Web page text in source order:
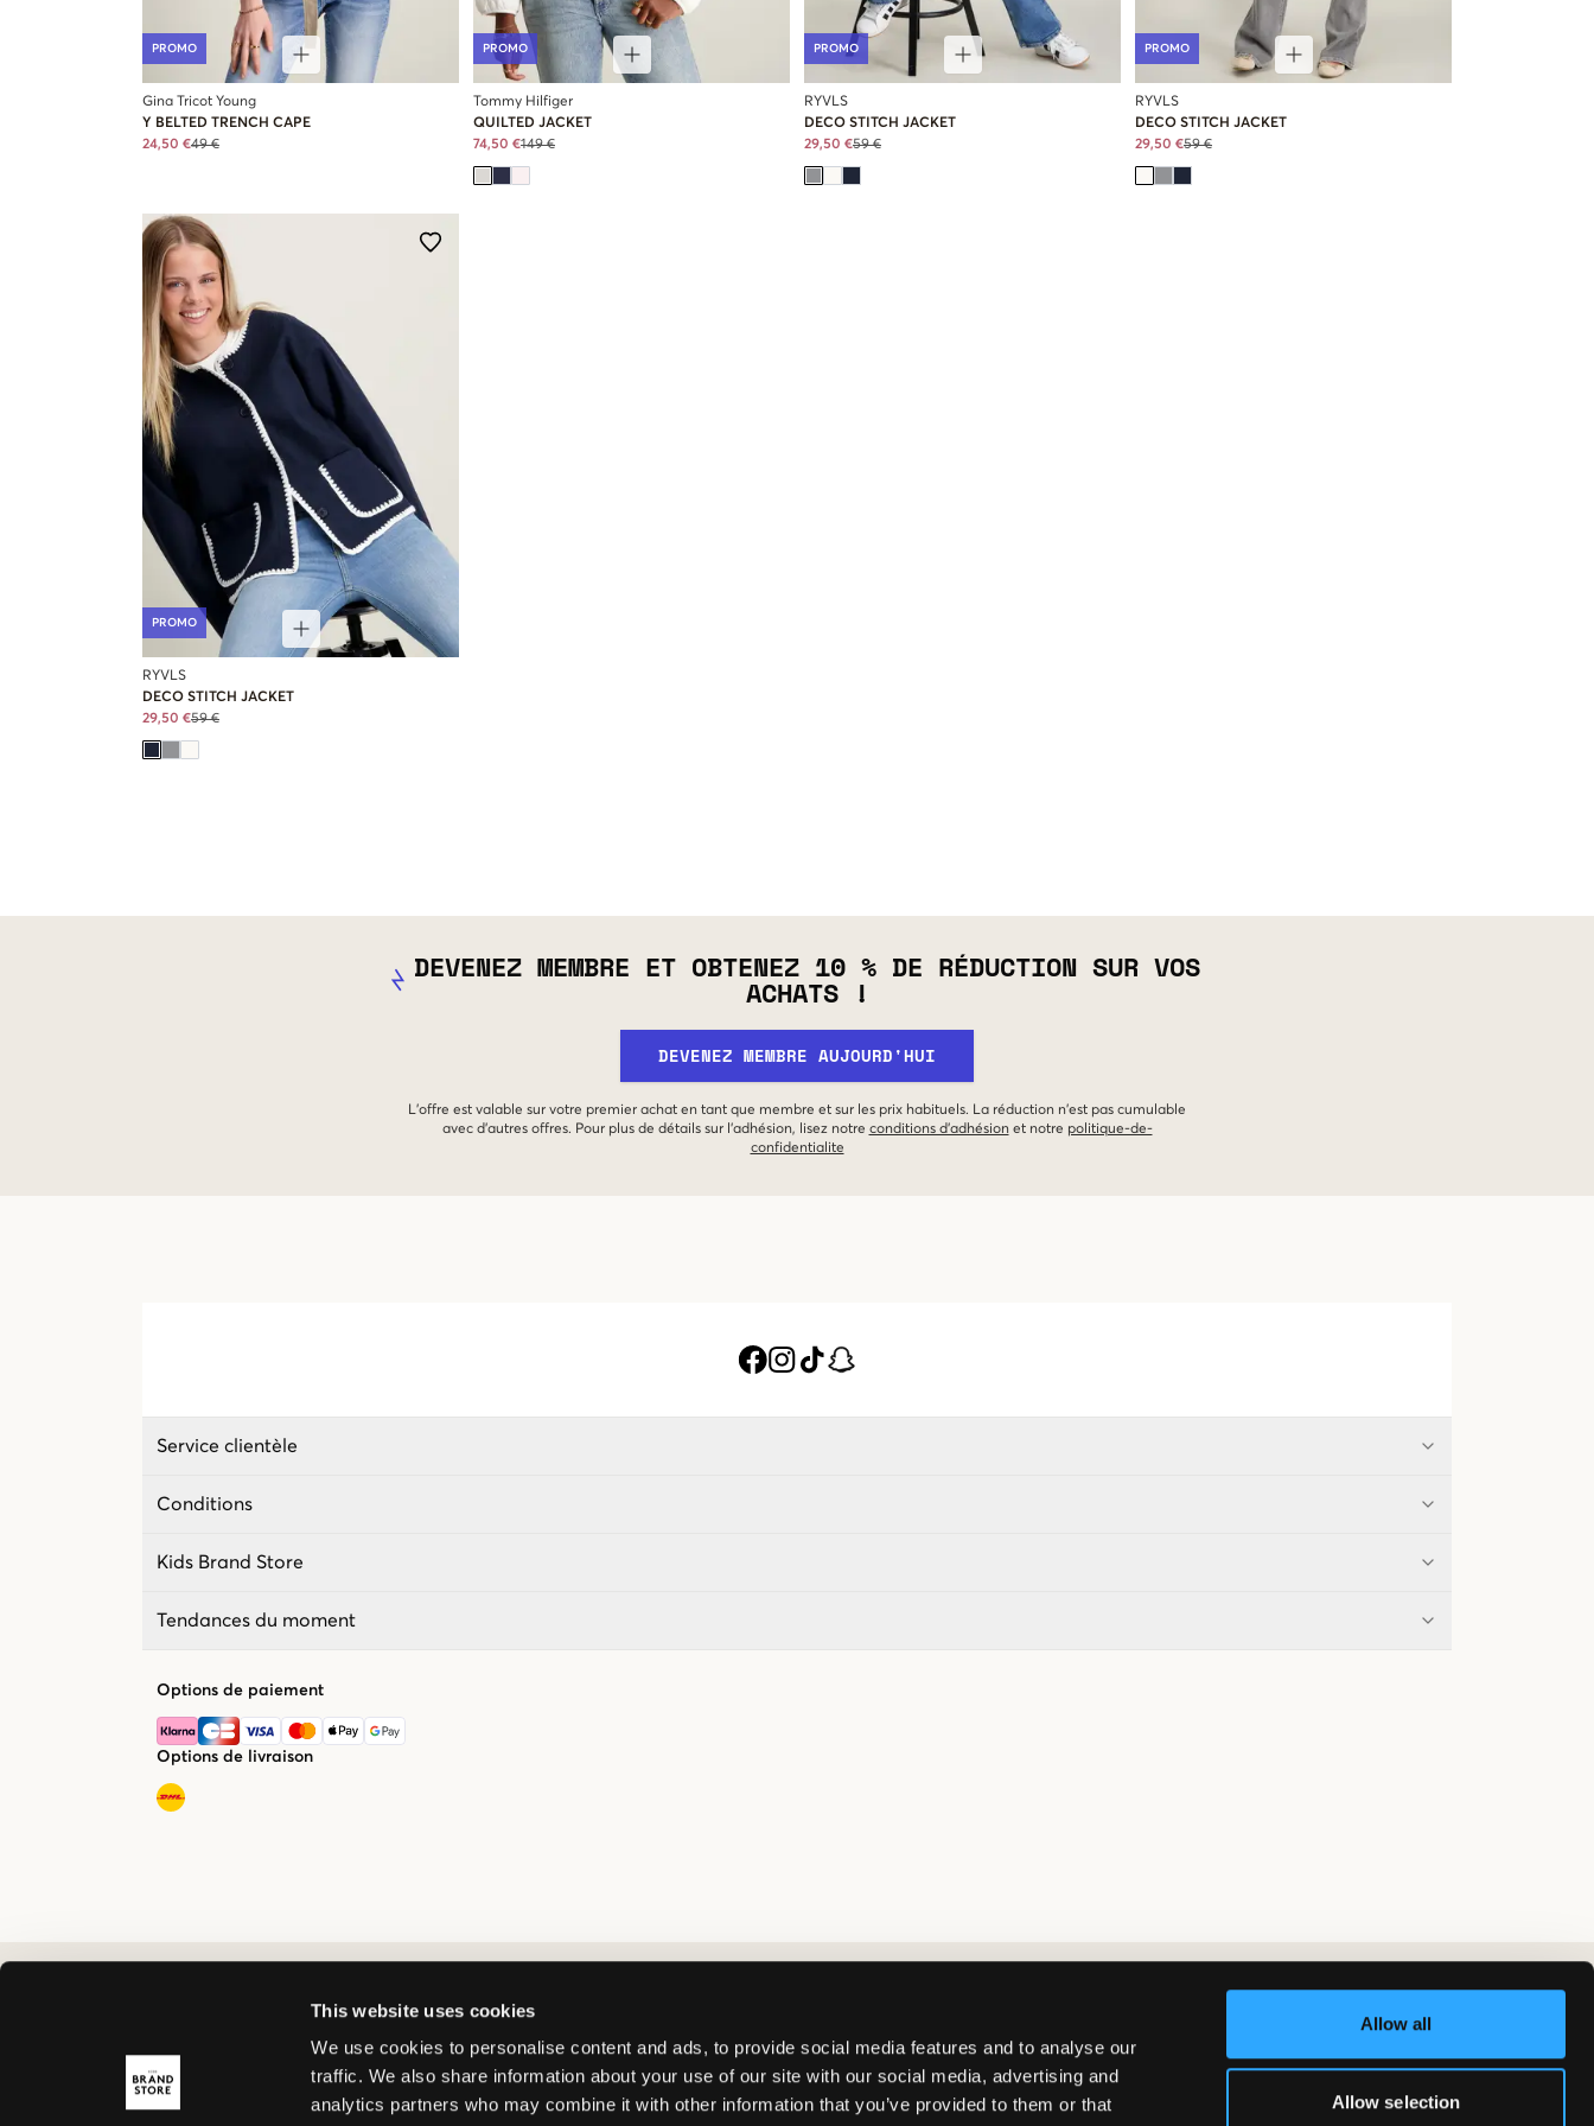
This website uses cookies
We use cookies to personalise content and ads, to provide social media features and to analyse our
traffic. We also share information about your use of our site with our social media, advertising and
analytics partners who may combine it with other information that you’ve provided to them or that
Allow all
Allow selection
PROMO
Gina Tricot Young
Y BELTED TRENCH CAPE
24,50 €49 €
PROMO
Tommy Hilfiger
QUILTED JACKET
74,50 €149 €
PROMO
RYVLS
DECO STITCH JACKET
29,50 €59 €
PROMO
RYVLS
DECO STITCH JACKET
29,50 €59 €
PROMO
RYVLS
DECO STITCH JACKET
29,50 €59 €
DEVENEZ MEMBRE ET OBTENEZ 10 % DE RÉDUCTION SUR VOS
ACHATS !
DEVENEZ MEMBRE AUJOURD'HUI
L'offre est valable sur votre premier achat en tant que membre et sur les prix habituels. La réduction n'est pas cumulable
avec d'autres offres. Pour plus de détails sur l'adhésion, lisez notre conditions d'adhésion et notre politique-de-
confidentialite
Service clientèle
Conditions
Kids Brand Store
Tendances du moment
Options de paiement
Options de livraison